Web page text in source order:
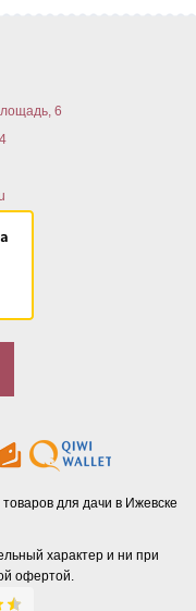
6
для дачи в Ижевске
характер и ни при
офертой.